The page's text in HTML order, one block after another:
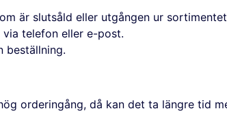
är slutsåld eller utgången ur
telefon eller e-post.
beställning.
orderingång, då kan det ta längre tid